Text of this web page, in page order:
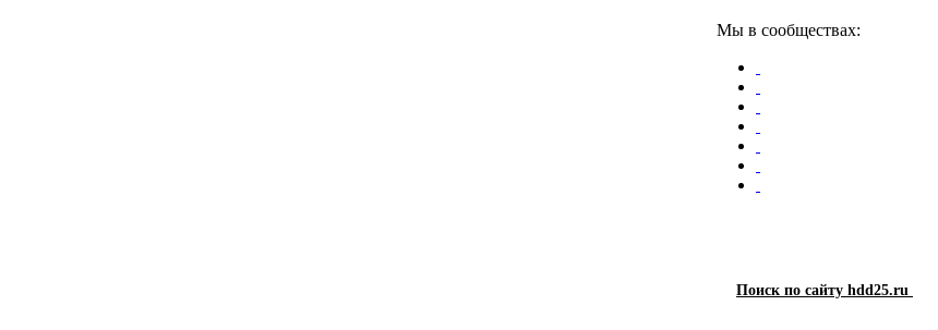
Мы в сообществах:
Поиск по сайту hdd25.ru